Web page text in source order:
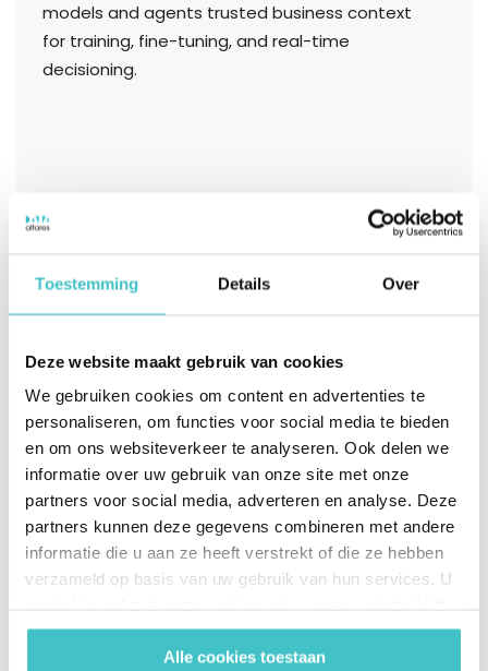
Toestemming Details Over
Deze website maakt gebruik van cookies
We gebruiken cookies om content en advertenties te
personaliseren, om functies voor social media te bieden
en om ons websiteverkeer te analyseren. Ook delen we
informatie over uw gebruik van onze site met onze
partners voor social media, adverteren en analyse. Deze
partners kunnen deze gegevens combineren met andere
informatie die u aan ze heeft verstrekt of die ze hebben
verzameld op basis van uw gebruik van hun services. U
gebruiken.
Alle cookies toestaan
models and agents trusted business context
for training, fine-tuning, and real-time
decisioning.